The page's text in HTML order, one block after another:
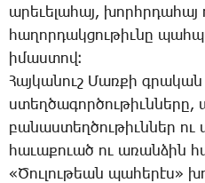
ա­րե­ւե­լա­հայ, խորհր­դա­հայ
հա­ղոր­դակ­ցու­թիւ­նը
ի­մաս­տով։
­Հայ­կա­նուշ ­Մառ­քի գրա­կան
ստեղ­ծա­գոր­ծու­թիւն­նե­րը,
բա­նաս­տեղ­ծու­թիւն­ներ
հա­ւա­քո­ւած ու ա­ռան­ձին
«­Ծու­լու­թեան պա­հե­րէս»